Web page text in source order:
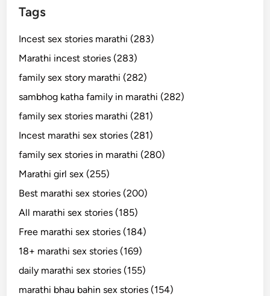
Tags
Incest sex stories marathi (283)
Marathi incest stories (283)
family sex story marathi (282)
sambhog katha family in marathi (282)
family sex stories marathi (281)
Incest marathi sex stories (281)
family sex stories in marathi (280)
Marathi girl sex (255)
Best marathi sex stories (200)
All marathi sex stories (185)
Free marathi sex stories (184)
18+ marathi sex stories (169)
daily marathi sex stories (155)
marathi bhau bahin sex stories (154)